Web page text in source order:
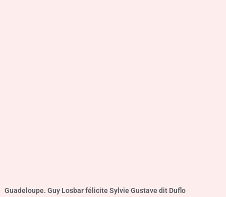
Guadeloupe. Guy Losbar félicite Sylvie Gustave dit Duflo